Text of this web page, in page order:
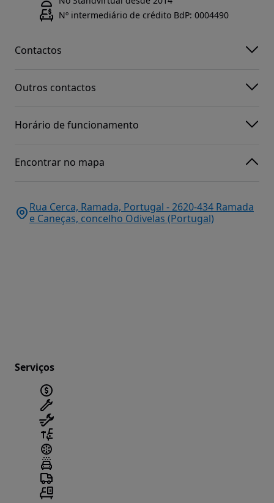
Nº intermediário de crédito BdP: 0004490
Contactos
Outros contactos
Horário de funcionamento
Encontrar no mapa
Rua Cerca, Ramada, Portugal - 2620-434 Ramada
e Caneças, concelho Odivelas (Portugal)
Serviços